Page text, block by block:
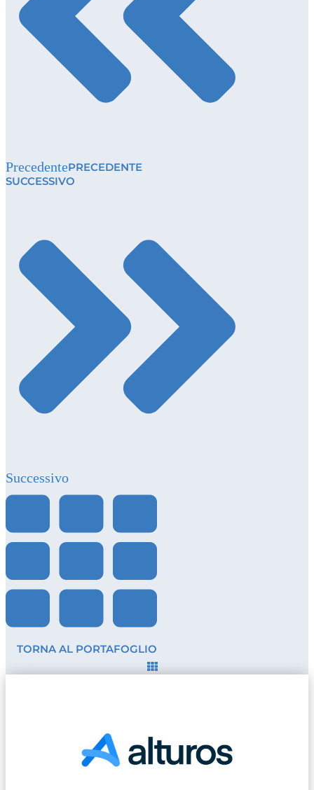
PrecedentePRECEDENTE
SUCCESSIVO
Successivo
TORNA AL PORTAFOGLIO